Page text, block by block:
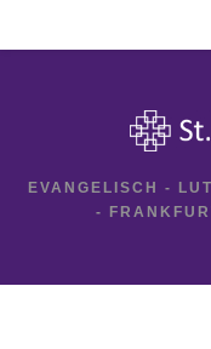
EVANGELISCH -
-